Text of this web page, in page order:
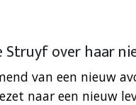
Struyf over haar
van een nieuw
naar een nieuw